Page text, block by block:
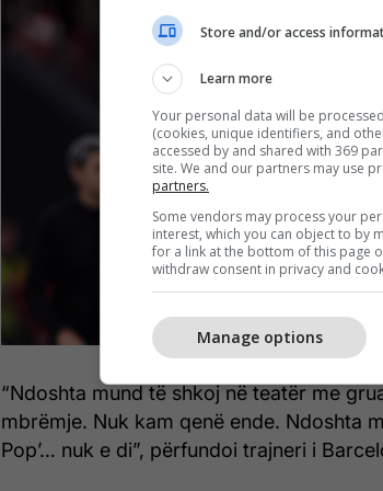
“Ndoshta mund të shkoj në teatër me
mbrëmje. Nuk kam qenë ende. Ndoshta
Pop’… nuk e di”, përfundoi trajneri i
Store and/or access
Learn more
Your personal data will be
(cookies, unique identifiers, and
accessed by and shared with 369
site. We and our partners may use
partners.
Some vendors may process your
interest, which you can object to by
for a link at the bottom of this page
withdraw consent in privacy and
Manage options